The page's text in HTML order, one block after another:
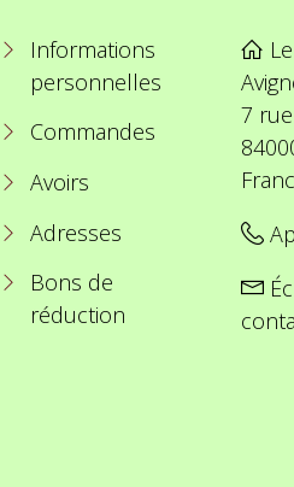
Informations
personnelles
Commandes
Avoirs
Adresses
Bons de
réduction
7